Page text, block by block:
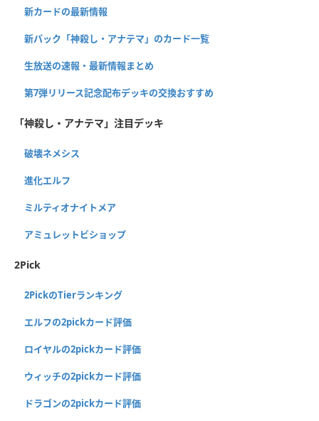
新カードの最新情報
新パック「神殺し・アナテマ」のカード一覧
生放送の速報・最新情報まとめ
第7弾リリース記念配布デッキの交換おすすめ
「神殺し・アナテマ」注目デッキ
破壊ネメシス
進化エルフ
ミルティオナイトメア
アミュレットビショップ
2Pick
2PickのTierランキング
エルフの2pickカード評価
ロイヤルの2pickカード評価
ウィッチの2pickカード評価
ドラゴンの2pickカード評価